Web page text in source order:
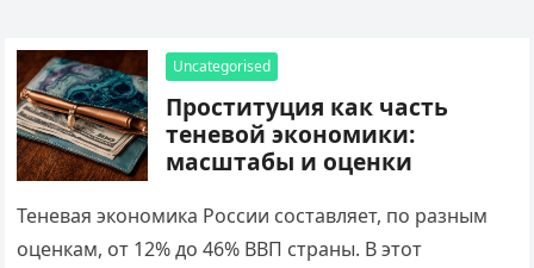
Uncategorised
Проституция как часть
теневой экономики:
масштабы и оценки
Теневая экономика России составляет, по разным
оценкам, от 12% до 46% ВВП страны. В этот